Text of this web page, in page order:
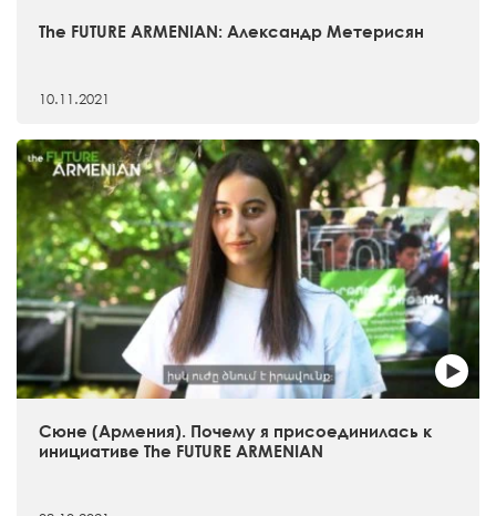
The FUTURE ARMENIAN: Александр Метерисян
10.11.2021
Сюне (Армения). Почему я присоединилась к
инициативе The FUTURE ARMENIAN